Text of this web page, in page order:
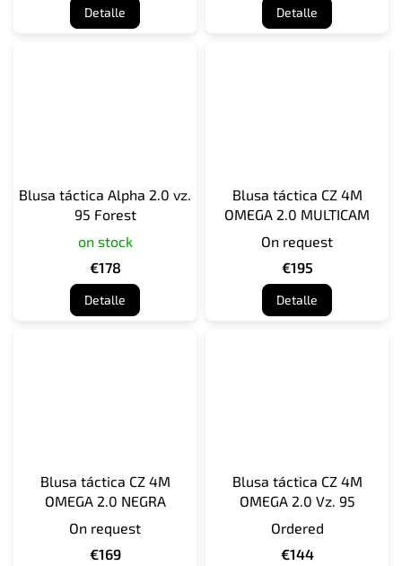
Detalle Detalle
Blusa táctica Alpha 2.0 vz.
95 Forest
on stock
€178
Detalle
Blusa táctica CZ 4M
OMEGA 2.0 MULTICAM
On request
€195
Detalle
Blusa táctica CZ 4M
OMEGA 2.0 NEGRA
On request
€169
Blusa táctica CZ 4M
OMEGA 2.0 Vz. 95
Ordered
€144